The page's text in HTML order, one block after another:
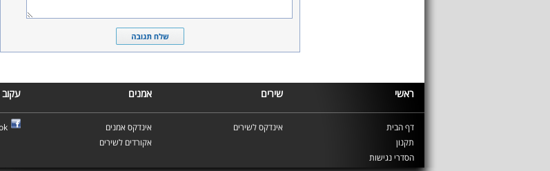
ראשי שירים אמנים עקוב
דף הבית
תקנון
הסדרי נגישות
אינדקס לשירים
אינדקס אמנים
אקורדים לשירים